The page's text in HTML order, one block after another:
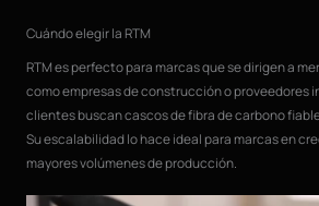
Cuándo elegir la RTM
RTM es perfecto para marcas que se dirigen a
como empresas de construcción o proveedores
clientes buscan cascos de fibra de carbono
Su escalabilidad lo hace ideal para marcas en
mayores volúmenes de producción.